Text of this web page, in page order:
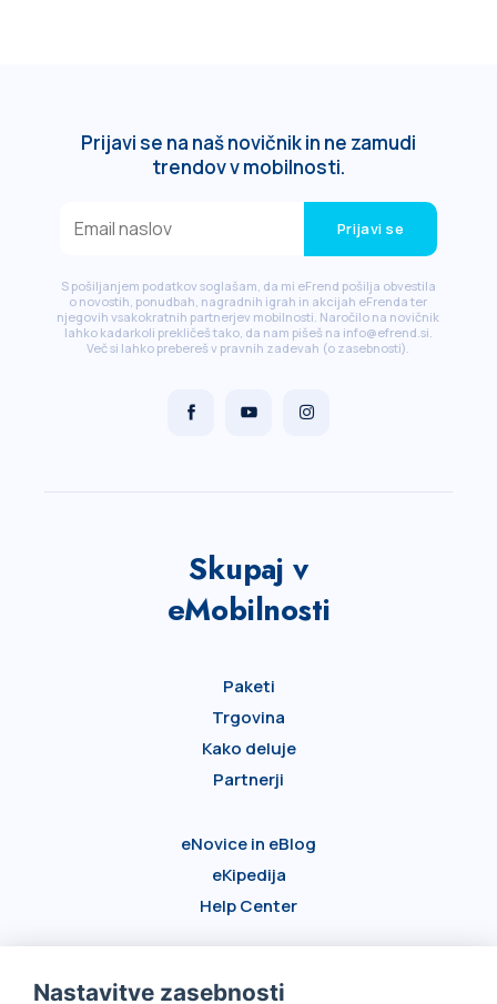
Prijavi se na naš novičnik in ne zamudi
trendov v mobilnosti.
Prijavi se
S pošiljanjem podatkov soglašam, da mi eFrend pošilja obvestila
o novostih, ponudbah, nagradnih igrah in akcijah eFrenda ter
njegovih vsakokratnih partnerjev mobilnosti. Naročilo na novičnik
lahko kadarkoli prekličeš tako, da nam pišeš na info@efrend.si.
Več si lahko prebereš v pravnih zadevah (o zasebnosti).
Skupaj v
eMobilnosti
Paketi
Trgovina
Kako deluje
Partnerji
eNovice in eBlog
eKipedija
Help Center
Nastavitve zasebnosti